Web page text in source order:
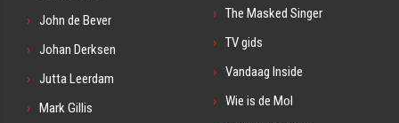
John de Bever
Johan Derksen
Jutta Leerdam
Mark Gillis
The Masked Singer
TV gids
Vandaag Inside
Wie is de Mol